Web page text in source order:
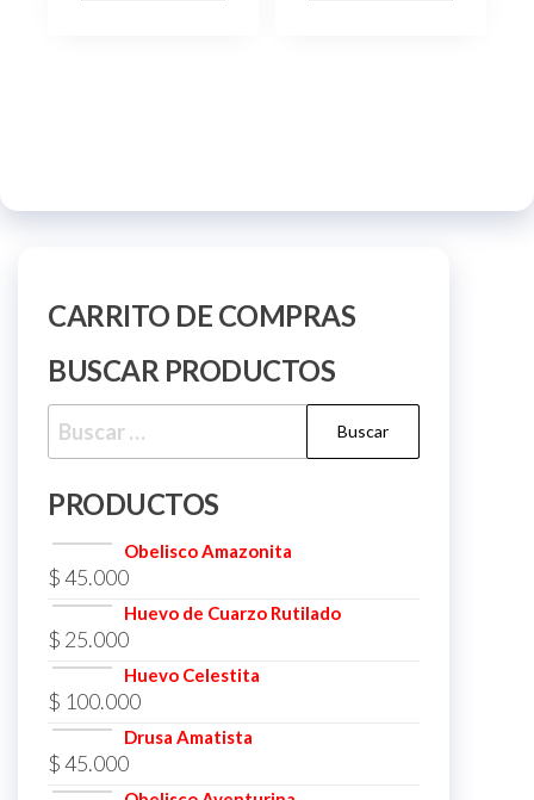
CARRITO DE COMPRAS
BUSCAR PRODUCTOS
Buscar:
PRODUCTOS
Obelisco Amazonita
$45.000
Huevo de Cuarzo Rutilado
$ 25.000
Huevo Celestita
$ 100.000
Drusa Amatista
$45.000